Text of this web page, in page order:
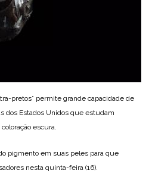
pretos” permite grande capacidade de
Estados Unidos que estudam
escura.
pigmento em suas peles para que
nesta quinta-feira (16).